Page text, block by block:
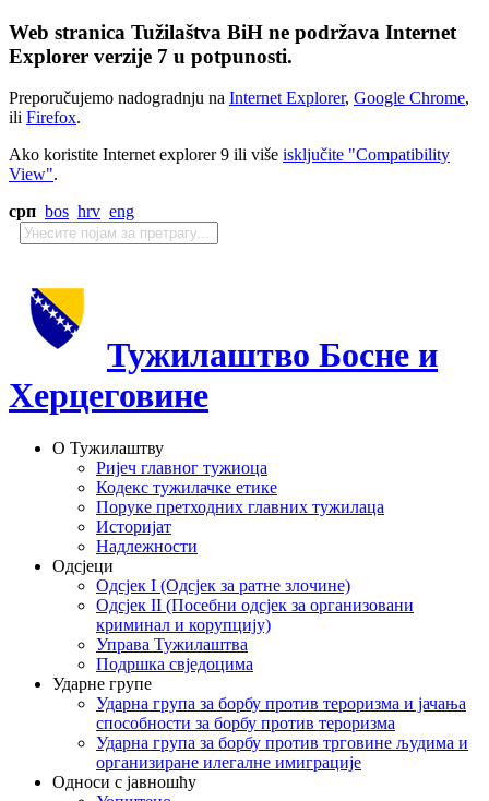
Web stranica Tužilaštva BiH ne podržava Internet
Explorer verzije 7 u potpunosti.
Preporučujemo nadogradnju na Internet Explorer, Google Chrome,
ili Firefox.
Ako koristite Internet explorer 9 ili više isključite "Compatibility
View".
срп bos hrv eng
Тужилаштво Босне и
Херцеговине
О Тужилаштву
Ријеч главног тужиоца
Кодекс тужилачке етике
Поруке претходних главних тужилаца
Историјат
Надлежности
Одсјеци
Одсјек I (Одсјек за ратне злочине)
Одсјек II (Посебни одсјек за организовани
криминал и корупцију)
Управа Тужилаштва
Подршка свједоцима
Ударне групе
Ударна група за борбу против тероризма и јачања
способности за борбу против тероризма
Ударна група за борбу против трговине људима и
организиране илегалне имиграције
Односи с јавношћу